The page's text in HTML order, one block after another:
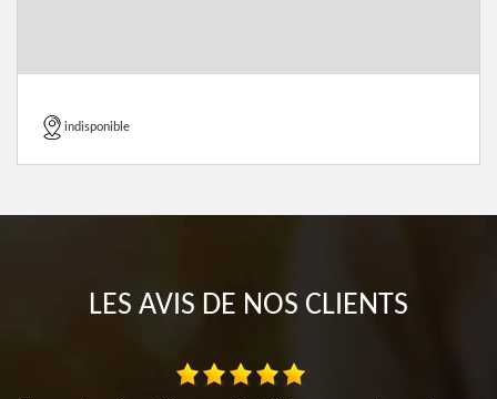
indisponible
LES AVIS DE NOS CLIENTS